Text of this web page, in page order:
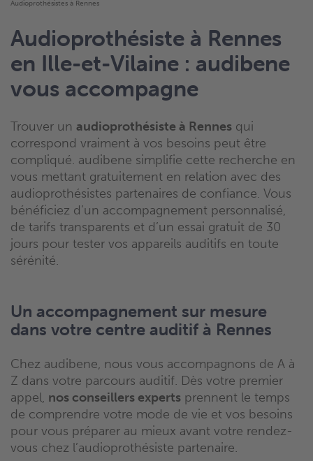
Audioprothésistes à Rennes
Audioprothésiste à Rennes
en Ille-et-Vilaine : audibene
vous accompagne
Trouver un audioprothésiste à Rennes qui
correspond vraiment à vos besoins peut être
compliqué. audibene simplifie cette recherche en
vous mettant gratuitement en relation avec des
audioprothésistes partenaires de confiance. Vous
bénéficiez d’un accompagnement personnalisé,
de tarifs transparents et d’un essai gratuit de 30
jours pour tester vos appareils auditifs en toute
sérénité.
Un accompagnement sur mesure
dans votre centre auditif à Rennes
Chez audibene, nous vous accompagnons de A à
Z dans votre parcours auditif. Dès votre premier
appel, nos conseillers experts prennent le temps
de comprendre votre mode de vie et vos besoins
pour vous préparer au mieux avant votre rendez-
vous chez l’audioprothésiste partenaire.